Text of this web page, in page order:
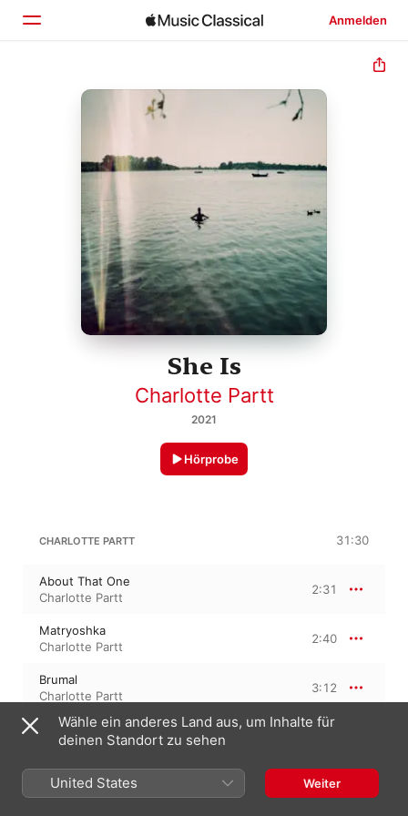
Anmelden
Startseite
Suchen
She Is
Charlotte Partt
2021
Hörprobe
CHARLOTTE PARTT 31:30
About That One
Charlotte Partt
2:31
Matryoshka
Charlotte Partt
2:40
Brumal
Charlotte Partt
3:12
She Is
Charlotte Partt
Lacuna
Charlotte Partt
2:38
Wähle ein anderes Land aus, um Inhalte für
deinen Standort zu sehen
United States Weiter